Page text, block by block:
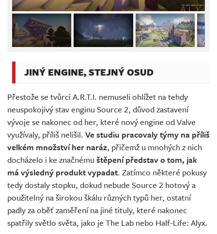
JINÝ ENGINE, STEJNÝ OSUD
Přestože se tvůrci A.R.T.I. nemuseli ohlížet na tehdy
neuspokojivý stav enginu Source 2, důvod zastavení
vývoje se nakonec od her, které nový engine od Valve
využívaly, příliš nelišil. Ve studiu pracovaly týmy na příliš
velkém množství her naráz, přičemž u mnohých z nich
docházelo i ke značnému štěpení představ o tom, jak
má výsledný produkt vypadat. Zatímco některé pokusy
tedy dostaly stopku, dokud nebude Source 2 hotový a
použitelný na širokou škálu různých typů her, ostatní
padly za oběť zaměření na jiné tituly, které nakonec
spatřily světlo světa, jako je The Lab nebo Half-Life: Alyx.